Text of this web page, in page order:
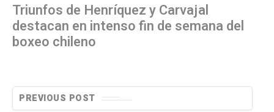
Triunfos de Henríquez y Carvajal
destacan en intenso fin de semana del
boxeo chileno
PREVIOUS POST